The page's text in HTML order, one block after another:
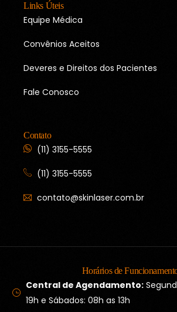
Links Úteis
Equipe Médica
Convênios Aceitos
Deveres e Direitos dos Pacientes
Fale Conosco
Contato
(11) 3155-5555
(11) 3155-5555
contato@skinlaser.com.br
Horários de
Central de Agendamento:
19h e Sábados: 08h as 13h